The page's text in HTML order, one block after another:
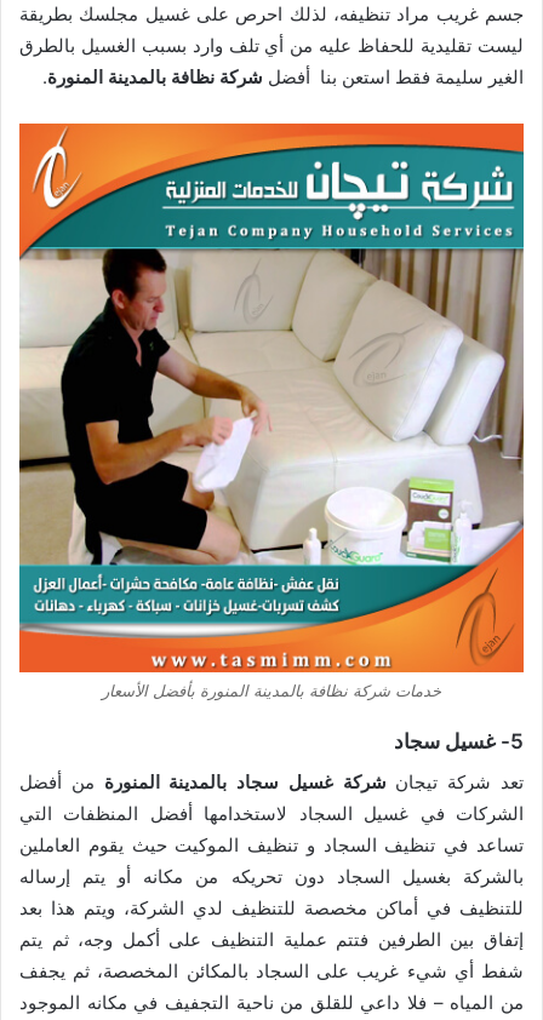
جسم غريب مراد تنظيفه، لذلك احرص على غسيل مجلسك بطريقة
ليست تقليدية للحفاظ عليه من أي تلف وارد بسبب الغسيل بالطرق
الغير سليمة فقط استعن بنا أفضل شركة نظافة بالمدينة المنورة.
خدمات شركة نظافة بالمدينة المنورة بأفضل الأسعار
5- غسيل سجاد
تعد شركة تيجان شركة غسيل سجاد بالمدينة المنورة من أفضل
الشركات في غسيل السجاد لاستخدامها أفضل المنظفات التي
تساعد في تنظيف السجاد و تنظيف الموكيت حيث يقوم العاملين
بالشركة بغسيل السجاد دون تحريكه من مكانه أو يتم إرساله
للتنظيف في أماكن مخصصة للتنظيف لدي الشركة، ويتم هذا بعد
إتفاق بين الطرفين فتتم عملية التنظيف على أكمل وجه، ثم يتم
شفط أي شيء غريب على السجاد بالمكائن المخصصة، ثم يجفف
من المياه – فلا داعي للقلق من ناحية التجفيف في مكانه الموجود